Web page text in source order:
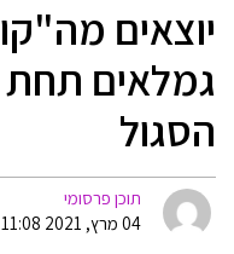
יוצאים
גמלאים תחת
הסגול
תוכן פרסומי
04 מרץ, 2021 11:08